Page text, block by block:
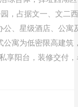
，占据文一、文二西
公、星级酒店、公寓
公寓为低密限高建筑
享阳台，装修交付，